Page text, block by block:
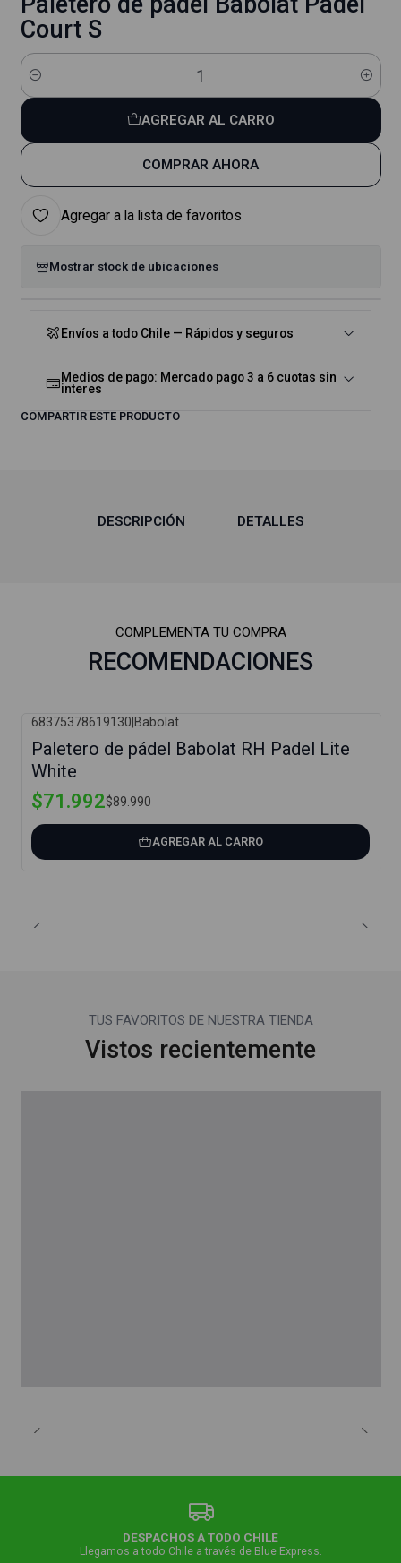
Court S
Cantidad
AGREGAR AL CARRO
COMPRAR AHORA
Agregar a la lista de favoritos
Mostrar stock de ubicaciones
Envíos a todo Chile — Rápidos y seguros
Medios de pago: Mercado pago 3 a 6 cuotas sin
interes
COMPARTIR ESTE PRODUCTO
DESCRIPCIÓN DETALLES
COMPLEMENTA TU COMPRA
RECOMENDACIONES
68375378619130 Babolat
Paletero de pádel Babolat RH Padel Lite
White
$71.992$89.990
AGREGAR AL CARRO
TUS FAVORITOS DE NUESTRA TIENDA
Vistos recientemente
DESPACHOS A TODO CHILE
Llegamos a todo Chile a través de Blue Express.